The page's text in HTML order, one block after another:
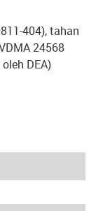
404), tahan
24568
DEA)